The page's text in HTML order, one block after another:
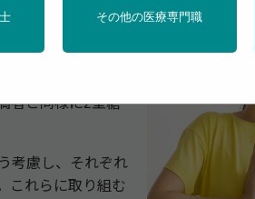
高く、とくに若
者と同様に2型糖
考慮し、それぞれ
これらに取り組む
その他の医療専門職